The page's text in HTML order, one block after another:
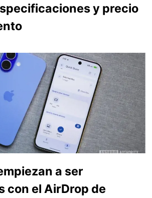
y precio
a ser
con el AirDrop de